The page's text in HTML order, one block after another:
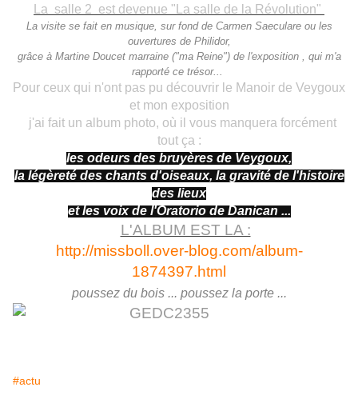
La salle 2 est devenue "La salle de la Révolution"
La visite se fait en musique, sur fond de Carmen Saeculare ou les
ouvertures de Philidor,
grâce à Martine Doucet marraine ("ma Reine") de l'exposition , qui m'a
rapporté ce trésor...
Pour ceux qui n'ont pas pu découvrir le Manoir de Veygoux
et mon exposition
j'ai fait un album photo, où il vous manquera forcément
tout ça :
les odeurs des bruyères de Veygoux,
la légèreté des chants d'oiseaux, la gravité de l'histoire
des lieux
et les voix de l'Oratorio de Danican ...
L'ALBUM EST LA :
http://missboll.over-blog.com/album-
1874397.html
poussez du bois ... poussez la porte ...
#actu